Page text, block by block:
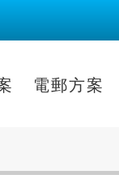
電郵方案